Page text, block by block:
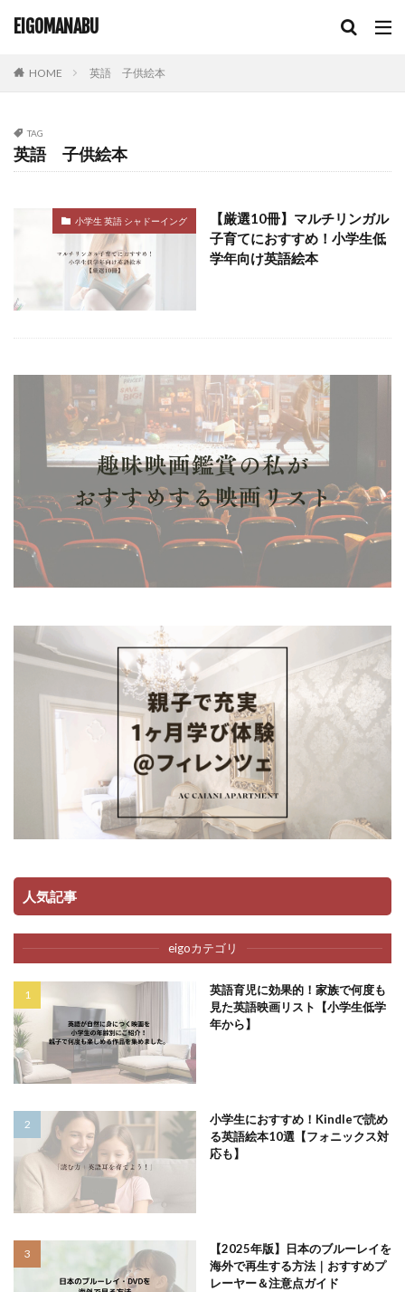
EIGOMANABU
韓国ドラマ
韓国語学習
高学年英語
高校生
HOME 英語 子供絵本
TAG
英語 子供絵本
小学生 英語 シャドーイング
【厳選10冊】マルチリンガル
子育てにおすすめ！小学生低
学年向け英語絵本
人気記事
eigoカテゴリ
英語育児に効果的！家族で何度も
見た英語映画リスト【小学生低学
年から】
小学生におすすめ！Kindleで読め
る英語絵本10選【フォニックス対
応も】
【2025年版】日本のブルーレイを
海外で再生する方法｜おすすめプ
レーヤー＆注意点ガイド